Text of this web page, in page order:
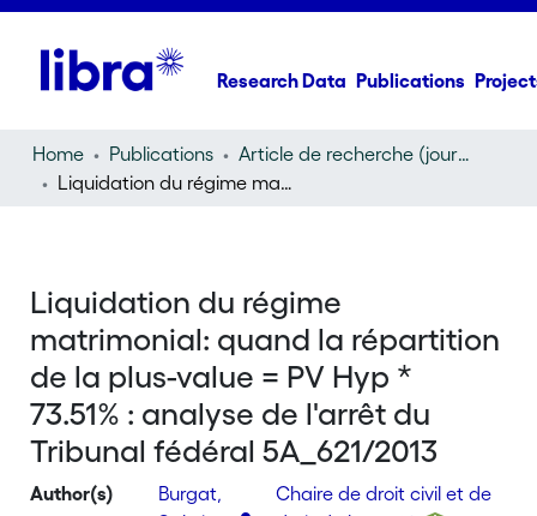
Research Data Publications
Home Publications
Article de recherche (journal article)
Liquidation du régime matrimonial: quand la répartition de la plus-value = PV Hyp * 73.51% : analyse de l'arrêt du Tribunal fédéral 5A_621/2013
Liquidation du régime
matrimonial: quand la répartition
de la plus-value = PV Hyp *
73.51% : analyse de l'arrêt du
Tribunal fédéral 5A_621/2013
Author(s)
Burgat,
Chaire de droit civil et de